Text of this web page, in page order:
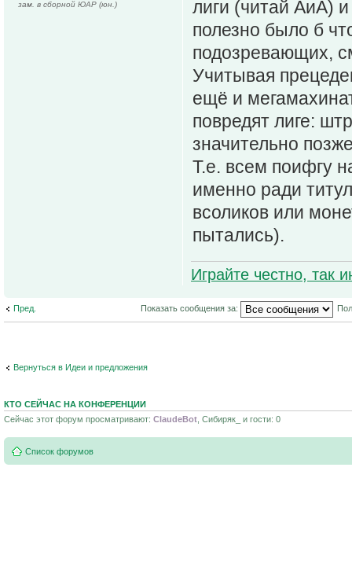
лиги (читай АиА) и
полезно было б
подозревающих,
Учитывая
ещё и
повредят лиге:
значительно
Т.е. всем поифгу
именно ради
всоликов или
пытались).
Играйте честно, так
зам. в сборной ЮАР (юн.)
Пред. Показать сообщения за:
Вернуться в Идеи и предложения
КТО СЕЙЧАС НА КОНФЕРЕНЦИИ
Сейчас этот форум просматривают: ClaudeBot , Сибиpяк_ и гости: 0
Список форумов